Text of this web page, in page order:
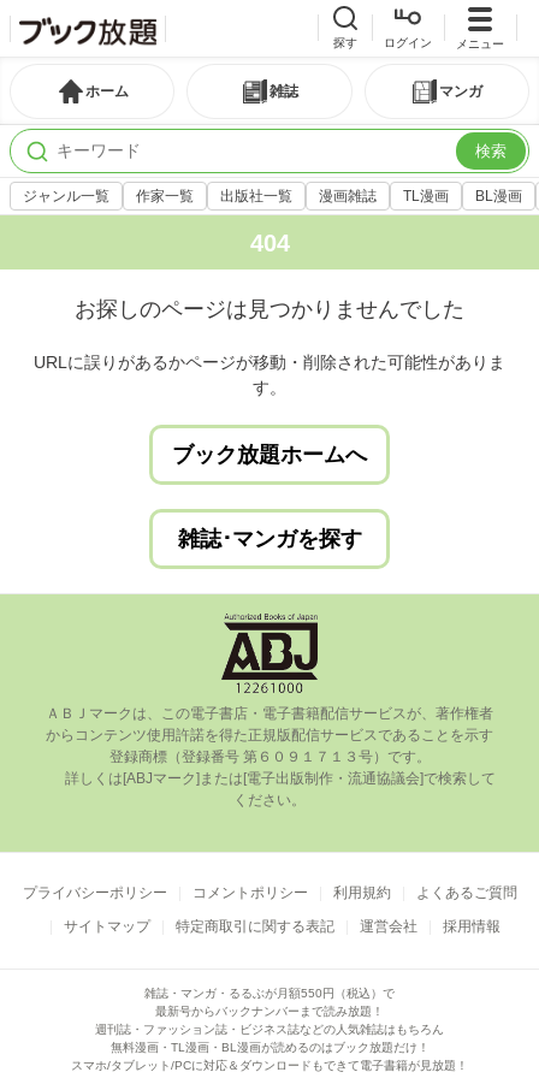
探す ログイン メニュー
ホーム 雑誌 マンガ
検索
ジャンル一覧 作家一覧 出版社一覧 漫画雑誌 TL漫画 BL漫画
404
お探しのページは見つかりませんでした
URLに誤りがあるかページが移動・削除された可能性がありま
す。
ブック放題ホームへ
雑誌･マンガを探す
ＡＢＪマークは、この電⼦書店・電⼦書籍配信サービスが、著作権者
からコンテンツ使⽤許諾を得た正規版配信サービスであることを⽰す
登録商標（登録番号 第６０９１７１３号）です。
ください。
プライバシーポリシー コメントポリシー 利用規約
よくあるご質問
サイトマップ
特定商取引に関する表記 運営会社 採用情報
雑誌・マンガ・るるぶが月額550円（税込）で
最新号からバックナンバーまで読み放題！
週刊誌・ファッション誌・ビジネス誌などの人気雑誌はもちろん
無料漫画・TL漫画・BL漫画が読めるのはブック放題だけ！
スマホ/タブレット/PCに対応＆ダウンロードもできて電子書籍が見放題！